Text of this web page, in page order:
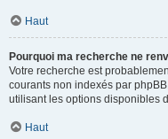
Haut
Pourquoi ma recherche ne
Votre recherche est
courants non indexés par
utilisant les options disponibles
Haut